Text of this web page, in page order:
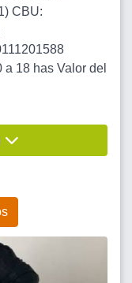
CBU:
18 has Valor del